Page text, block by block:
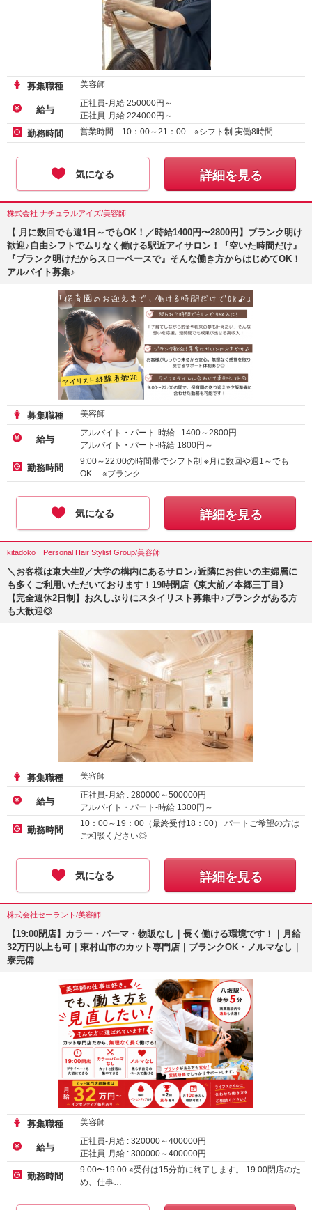
募集職種 美容師
給与
正社員-月給 250000円～
正社員-月給 224000円～
アルバイト・パート-時給1450円～
勤務時間 営業時間 10：00～21：00 ※シフト制 実働8時間
気になる 詳細を見る
株式会社 ナチュラルアイズ/美容師
【 月に数回でも週1日～でもOK！／時給1400円〜2800円】ブランク明け
歓迎♪自由シフトでムリなく働ける駅近アイサロン！『空いた時間だけ』
『ブランク明けだからスローペースで』そんな働き方からはじめてOK！
アルバイト募集♪
募集職種 美容師
給与
アルバイト・パート-時給 : 1400～2800円
アルバイト・パート-時給 1800円～
勤務時間
9:00～22:00の時間帯でシフト制 ※月に数回や週1～でも
OK ※ブランク…
気になる 詳細を見る
kitadoko Personal Hair Stylist Group/美容師
＼お客様は東大生⁉／大学の構内にあるサロン♪近隣にお住いの主婦層に
も多くご利用いただいております！19時閉店《東大前／本郷三丁目》
【完全週休2日制】お久しぶりにスタイリスト募集中♪ブランクがある方
も大歓迎◎
募集職種 美容師
給与
正社員-月給 : 280000～500000円
アルバイト・パート-時給 1300円～
勤務時間
10：00～19：00（最終受付18：00） パートご希望の方は
ご相談ください◎
気になる 詳細を見る
株式会社セーラント/美容師
【19:00閉店】カラー・パーマ・物販なし｜長く働ける環境です！｜月給
32万円以上も可｜東村山市のカット専門店｜ブランクOK・ノルマなし｜
寮完備
募集職種 美容師
給与
正社員-月給 : 320000～400000円
正社員-月給 : 300000～400000円
勤務時間
9:00〜19:00 ※受付は15分前に終了します。 19:00閉店のた
め、仕事…